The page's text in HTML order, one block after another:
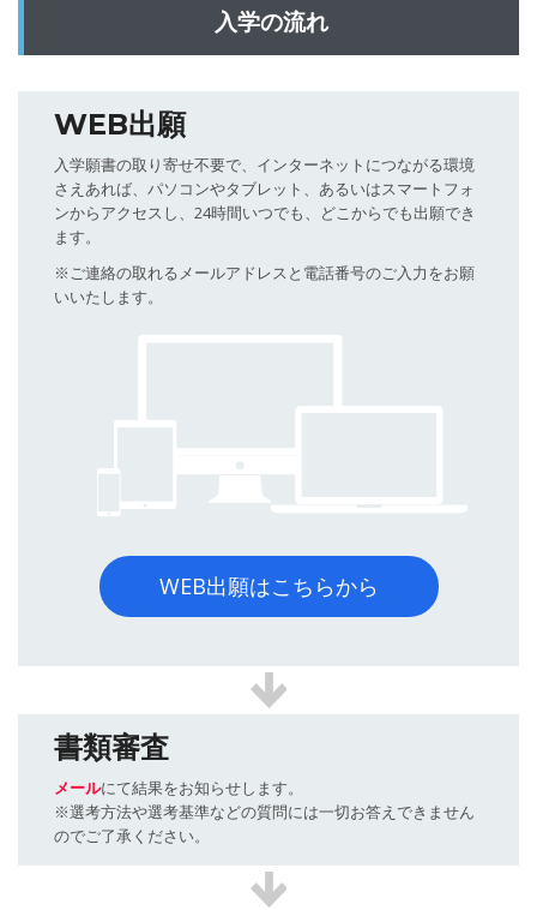
入学の流れ
WEB出願
入学願書の取り寄せ不要で、インターネットにつながる環境
さえあれば、パソコンやタブレット、あるいはスマートフォ
ンからアクセスし、24時間いつでも、どこからでも出願でき
ます。
※ご連絡の取れるメールアドレスと電話番号のご入力をお願
いいたします。
WEB出願はこちらから
書類審査
メールにて結果をお知らせします。
※選考方法や選考基準などの質問には一切お答えできません
のでご了承ください。